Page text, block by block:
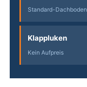
Standard-Dachboden
Klappluken
Kein Aufpreis